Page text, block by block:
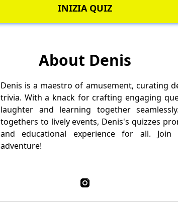
INIZIA QUIZ
About Denis
Denis is a maestro of amusement, curating
trivia. With a knack for crafting engaging
laughter and learning together
togethers to lively events, Denis's quizzes
and educational experience for all.
adventure!